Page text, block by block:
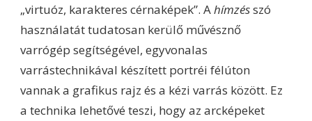
„virtuóz, karakteres cérnaképek”. Ahímzésszó
használatát tudatosan kerülő művésznő
varrógép segítségével, egyvonalas
varrástechnikával készített portréi félúton
vannak a grafikus rajz és a kézi varrás között. Ez
a technika lehetővé teszi, hogy az arcképeket